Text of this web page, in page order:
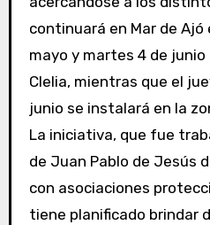
continuará en Mar de
mayo y martes 4 de junio
Clelia, mientras que el
junio se instalará en la
La iniciativa, que fue
de Juan Pablo de Jesús
con asociaciones
tiene planificado brindar